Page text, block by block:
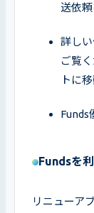
送依頼
詳し
ご覧
トに
Funds
Fundsを
リニューア